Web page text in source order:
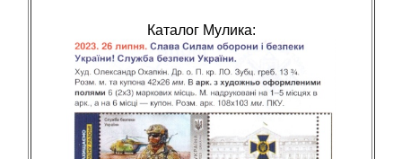
Каталог Мулика: